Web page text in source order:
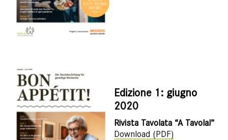
Edizione 1: giugno
2020
Rivista Tavolata “A Tavola!”
Download (PDF)